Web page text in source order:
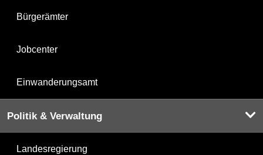
Bürgerämter
Jobcenter
Einwanderungsamt
Politik & Verwaltung
Landesregierung